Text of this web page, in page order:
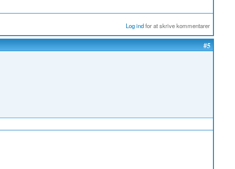
Log indfor at skrive kommentarer
#5